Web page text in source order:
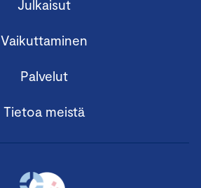
Julkaisut
Vaikuttaminen
Palvelut
Tietoa meistä